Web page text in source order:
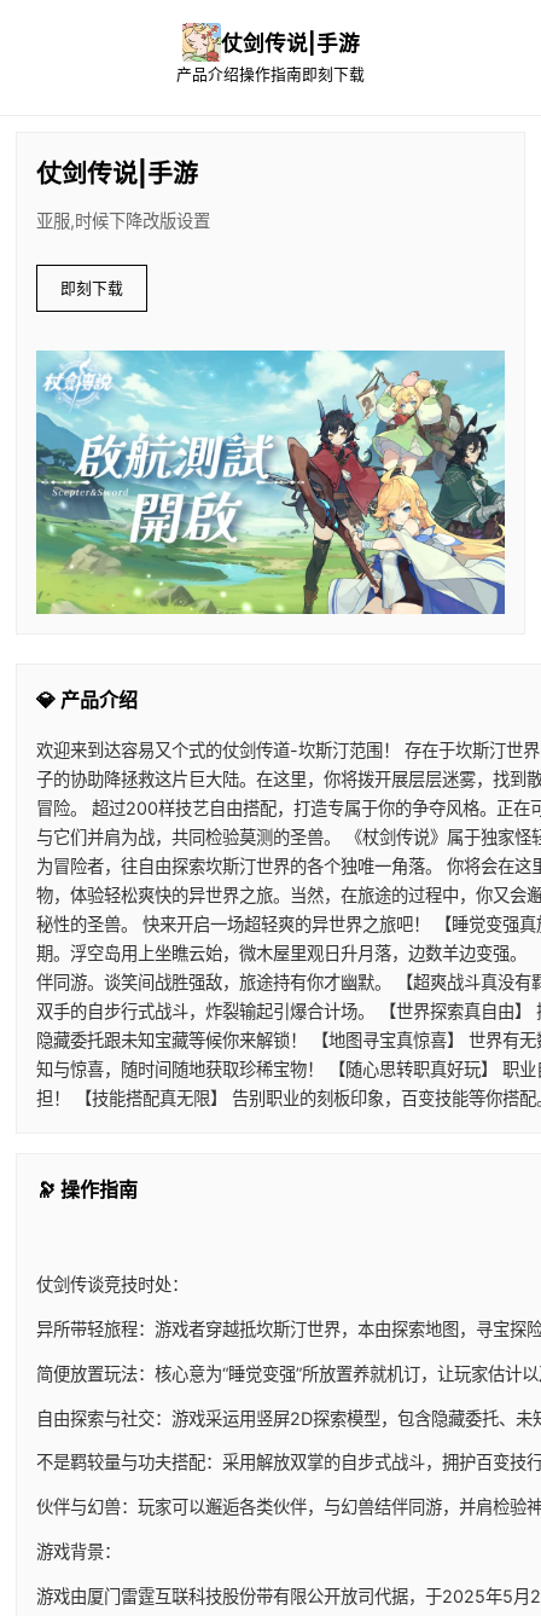
仗剑传说|手游
产品介绍操作指南 即刻下载
仗剑传说|手游
亚服,时候下降改版设置
即刻下载
💎 产品介绍
欢迎来到达容易又个式的仗剑传道-坎斯汀范围！ 存在于坎斯汀世
子的协助降拯救这片巨大陆。在这里，你将拨开展层层迷雾，找到
冒险。 超过200样技艺自由搭配，打造专属于你的争夺风格。正在
与它们并肩为战，共同检验莫测的圣兽。 《杖剑传说》属于独家
为冒险者，往自由探索坎斯汀世界的各个独唯一角落。 你将会在
物，体验轻松爽快的异世界之旅。当然，在旅途的过程中，你又会
秘性的圣兽。 快来开启一场超轻爽的异世界之旅吧！ 【睡觉变强
期。浮空岛用上坐瞧云始，微木屋里观日升月落，边数羊边变强。
伴同游。谈笑间战胜强敌，旅途持有你才幽默。 【超爽战斗真没
双手的自步行式战斗，炸裂输起引爆合计场。 【世界探索真自由
隐藏委托跟未知宝藏等候你来解锁！ 【地图寻宝真惊喜】 世界有
知与惊喜，随时间随地获取珍稀宝物！ 【随心思转职真好玩】 职
担！ 【技能搭配真无限】 告别职业的刻板印象，百变技能等你搭
🔭 操作指南
仗剑传谈竞技时处：
异所带轻旅程：游戏者穿越抵坎斯汀世界，本由探索地图，寻宝探
简便放置玩法：核心意为“睡觉变强”所放置养就机订，让玩家估计
自由探索与社交：游戏采运用竖屏2D探索模型，包含隐藏委托、
不是羁较量与功夫搭配：采用解放双掌的自步式战斗，拥护百变技
伙伴与幻兽：玩家可以邂逅各类伙伴，与幻兽结伴同游，并肩检验
游戏背景：
游戏由厦门雷霆互联科技股份带有限公开放司代据，于2025年5